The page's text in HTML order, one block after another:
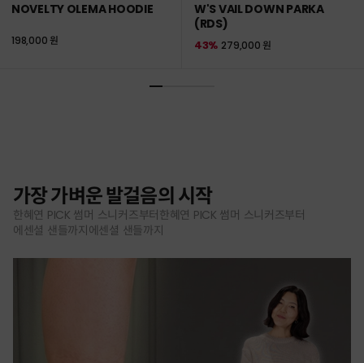
NOVELTY OLEMA HOODIE
198,000 원
W'S VAIL DOWN PARKA
(RDS)
279,000 원
43%
가장 가벼운 발걸음의 시작
한혜연 PICK 썸머 스니커즈부터한혜연 PICK 썸머 스니커즈부터
에센셜 샌들까지에센셜 샌들까지